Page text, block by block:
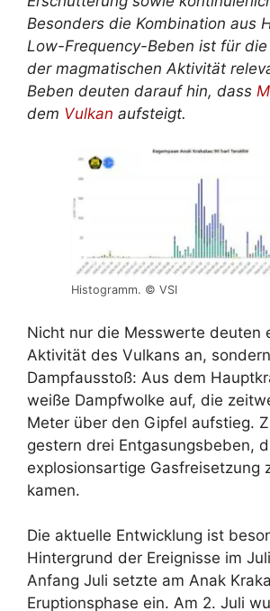
Besonders die Kombination aus
Low-Frequency-Beben ist für
der magmatischen Aktivität
Beben deuten darauf hin, dass
dem Vulkan aufsteigt.
Histogramm. © VSI
Nicht nur die Messwerte deuten
Aktivität des Vulkans an,
Dampfausstoß: Aus dem
weiße Dampfwolke auf, die
Meter über den Gipfel aufstieg.
gestern drei Entgasungsbeben,
explosionsartige Gasfreisetzung
kamen.
Die aktuelle Entwicklung ist
Hintergrund der Ereignisse im
Anfang Juli setzte am Anak
Eruptionsphase ein. Am 2. Juli